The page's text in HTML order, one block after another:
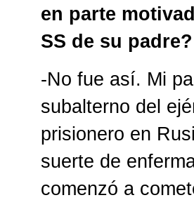
en parte
SS de su padre?
-No fue así. Mi
subalterno del
prisionero en
suerte de
comenzó a